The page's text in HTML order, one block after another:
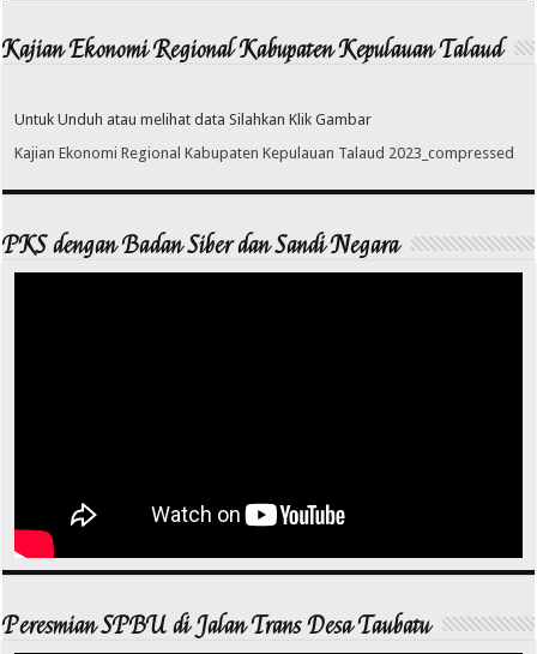
Kajian Ekonomi Regional Kabupaten Kepulauan Talaud
Untuk Unduh atau melihat data Silahkan Klik Gambar
Kajian Ekonomi Regional Kabupaten Kepulauan Talaud 2023_compressed
PKS dengan Badan Siber dan Sandi Negara
Peresmian SPBU di Jalan Trans Desa Taubatu